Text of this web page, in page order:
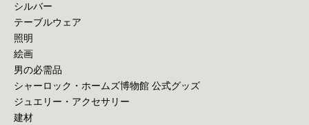
シルバー
テーブルウェア
照明
絵画
男の必需品
シャーロック・ホームズ博物館 公式グッズ
ジュエリー・アクセサリー
建材